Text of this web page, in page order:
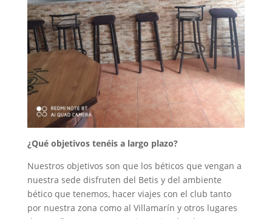
¿Qué objetivos tenéis a largo plazo?
Nuestros objetivos son que los béticos que vengan a
nuestra sede disfruten del Betis y del ambiente
bético que tenemos, hacer viajes con el club tanto
por nuestra zona como al Villamarín y otros lugares